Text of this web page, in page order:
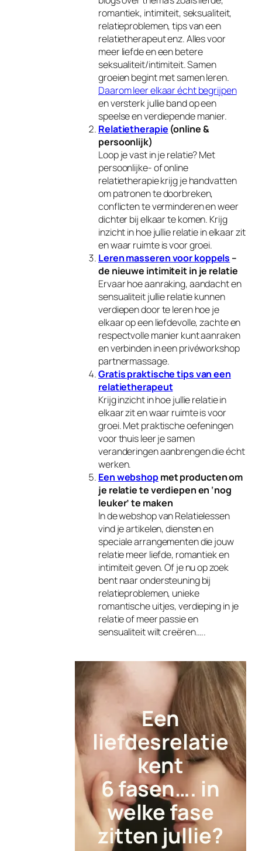
romantiek, intimiteit, seksualiteit,
relatieproblemen, tips van een
relatietherapeut enz. Alles voor
meer liefde en een betere
seksualiteit/intimiteit. Samen
groeien begint met samen leren.
Daarom leer elkaar écht begrijpen
en versterk jullie band op een
speelse en verdiepende manier.
Relatietherapie (online &
persoonlijk)
Loop je vast in je relatie? Met
persoonlijke- of online
relatietherapie krijg je handvatten
om patronen te doorbreken,
conflicten te verminderen en weer
dichter bij elkaar te komen. Krijg
inzicht in hoe jullie relatie in elkaar zit
en waar ruimte is voor groei.
Leren masseren voor koppels –
de nieuwe intimiteit in je relatie
Ervaar hoe aanraking, aandacht en
sensualiteit jullie relatie kunnen
verdiepen door te leren hoe je
elkaar op een liefdevolle, zachte en
respectvolle manier kunt aanraken
en verbinden in een privéworkshop
partnermassage.
Gratis praktische tips van een
relatietherapeut
Krijg inzicht in hoe jullie relatie in
elkaar zit en waar ruimte is voor
groei. Met praktische oefeningen
voor thuis leer je samen
veranderingen aanbrengen die écht
werken.
Een webshopmet producten om
je relatie te verdiepen en ‘nog
leuker’ te maken
In de webshop van Relatielessen
vind je artikelen, diensten en
speciale arrangementen die jouw
relatie meer liefde, romantiek en
intimiteit geven. Of je nu op zoek
bent naar ondersteuning bij
relatieproblemen, unieke
romantische uitjes, verdieping in je
relatie of meer passie en
sensualiteit wilt creëren…..
Een
liefdesrelatie
kent
6 fasen…. in
welke fase
zitten jullie?